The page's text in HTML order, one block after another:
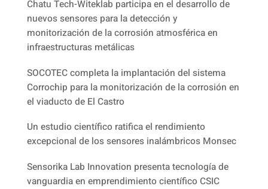
Chatu Tech-Witeklab participa en el desarrollo de
nuevos sensores para la detección y
monitorización de la corrosión atmosférica en
infraestructuras metálicas
SOCOTEC completa la implantación del sistema
Corrochip para la monitorización de la corrosión en
el viaducto de El Castro
Un estudio científico ratifica el rendimiento
excepcional de los sensores inalámbricos Monsec
Sensorika Lab Innovation presenta tecnología de
vanguardia en emprendimiento científico CSIC